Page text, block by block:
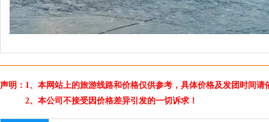
声明：1、本网站上的旅游线路和价格仅供参考，具体价格及发团时间
2、本公司不接受因价格差异引发的一切诉求！